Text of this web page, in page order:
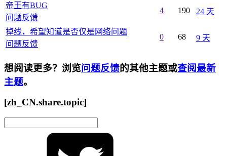
帝王有BUG
问题反馈
4 190 24 天
掉线，希望知道是否仅是网络问题
问题反馈
0 68 9 天
想阅读更多？浏览问题反馈的其他主题或查阅最新
主题。
[zh_CN.share.topic]